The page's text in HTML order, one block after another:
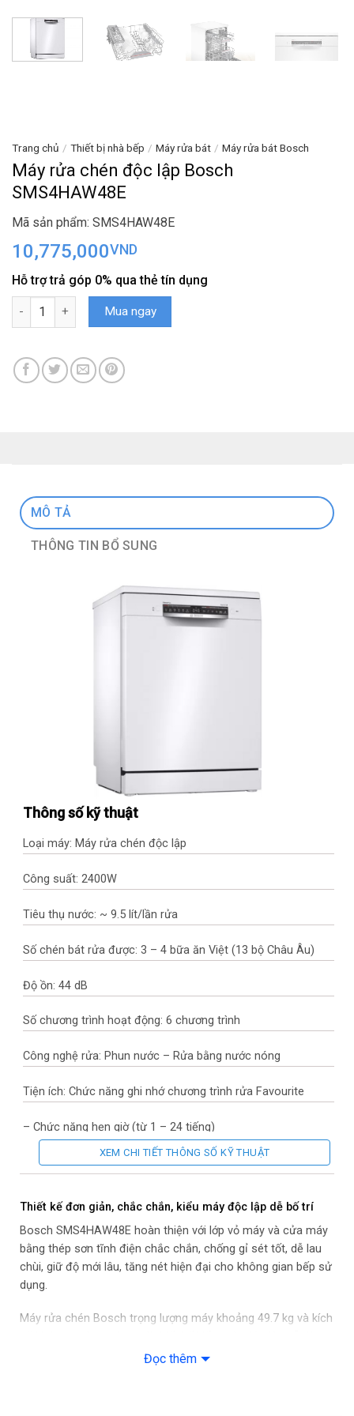
Trang chủ / Thiết bị nhà bếp / Máy rửa bát / Máy rửa bát Bosch
Máy rửa chén độc lập Bosch
SMS4HAW48E
Mã sản phẩm: SMS4HAW48E
10,775,000VND
Hỗ trợ trả góp 0% qua thẻ tín dụng
Máy rửa chén độc lập Bosch SMS4HAW48E số lượng
Mua ngay
MÔ TẢ
THÔNG TIN BỔ SUNG
Thông số kỹ thuật
Loại máy: Máy rửa chén độc lập
Công suất: 2400W
Tiêu thụ nước: ~ 9.5 lít/lần rửa
Số chén bát rửa được: 3 – 4 bữa ăn Việt (13 bộ Châu Âu)
Độ ồn: 44 dB
Số chương trình hoạt động: 6 chương trình
Công nghệ rửa: Phun nước – Rửa bằng nước nóng
Tiện ích: Chức năng ghi nhớ chương trình rửa Favourite
– Chức năng hẹn giờ (từ 1 – 24 tiếng)
– Chức năng tăng tốc độ rửa SpeedPerfect+
– Remote start
– Sấy tăng cường
– Điều khiển bằng điện thoại thông ứng dụng Home Connect
XEM CHI TIẾT THÔNG SỐ KỸ THUẬT
Thiết kế đơn giản, chắc chắn, kiểu máy độc lập dễ bố trí
Bosch SMS4HAW48E hoàn thiện với lớp vỏ máy và cửa máy
bằng thép sơn tĩnh điện chắc chắn, chống gỉ sét tốt, dễ lau
chùi, giữ độ mới lâu, tăng nét hiện đại cho không gian bếp sử
dụng.
Máy rửa chén Bosch trọng lượng máy khoảng 49.7 kg và kích
bố trí cho vị trí thích hợp theo từng không gian bếp, dùng linh
Đọc thêm